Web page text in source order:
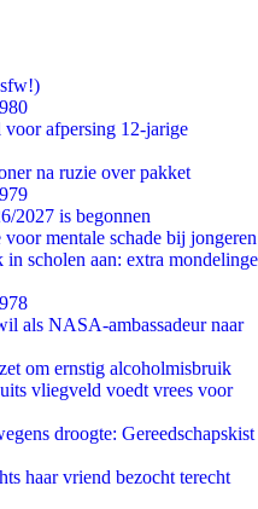
afpersing 12-jarige
na ruzie over pakket
2027 is begonnen
mentale schade bij jongeren
scholen aan: extra mondelinge
als NASA-ambassadeur naar
om ernstig alcoholmisbruik
vliegveld voedt vrees voor
droogte: Gereedschapskist
haar vriend bezocht terecht